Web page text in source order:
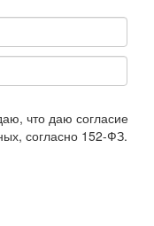
что даю согласие
согласно 152-ФЗ.